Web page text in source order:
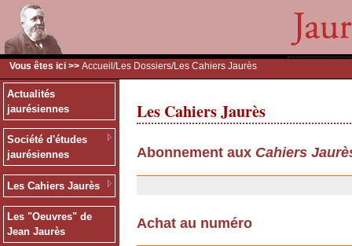
Vous êtes ici >> Accueil /Les Dossiers/Les Cahiers Jaurès
Actualités
jaurésiennes
Société d'études
jaurésiennes
Les Cahiers Jaurès
Les "Oeuvres" de
Jean Jaurès
Les Cahiers Jaurès
Abonnement aux Cahiers
Achat au numéro